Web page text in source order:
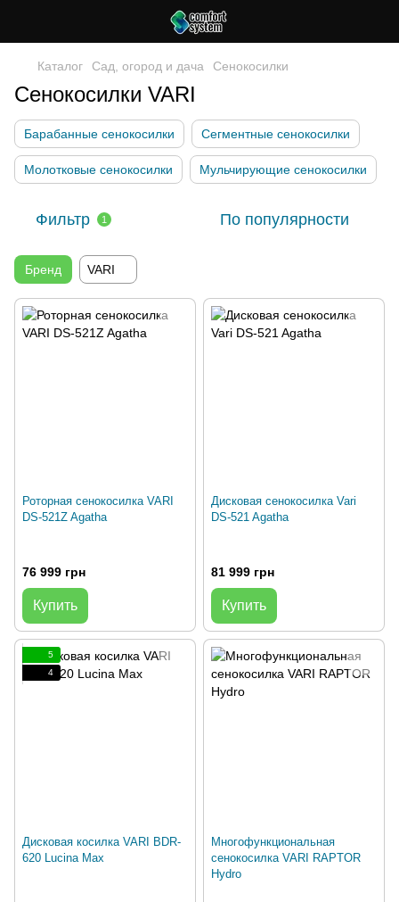
Каталог Сад, огород и дача Сенокосилки
Сенокосилки VARI
Барабанные сенокосилки Сегментные сенокосилки
Молотковые сенокосилки Мульчирующие сенокосилки
Фильтр 1 По популярности
Бренд VARI
Роторная сенокосилка VARI
DS-521Z Agatha
76 999 грн
Купить
Дисковая сенокосилка Vari
DS-521 Agatha
81 999 грн
Купить
5
4
Дисковая косилка VARI BDR-
620 Lucina Max
Многофункциональная
сенокосилка VARI RAPTOR
Hydro